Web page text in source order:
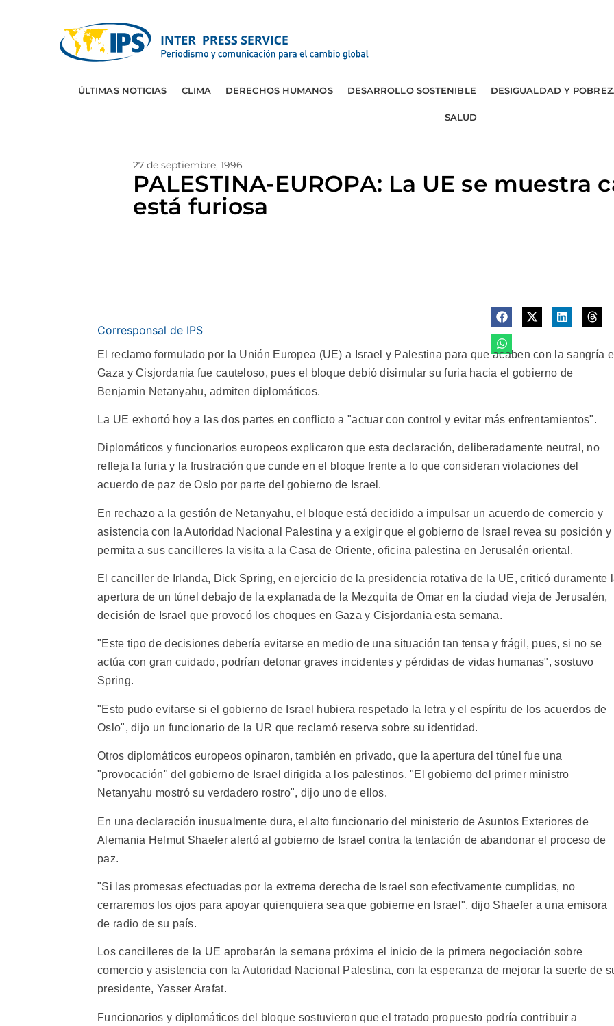
ÚLTIMAS NOTICIAS CLIMA DERECHOS HUMANOS DESARROLLO SOSTENIBLE DESIGUALDAD Y
SALUD
27 de septiembre, 1996
PALESTINA-EUROPA: La UE se muestra
está furiosa
Corresponsal de IPS
El reclamo formulado por la Unión Europea (UE) a Israel y Palestina para que acaben con la sangría
Gaza y Cisjordania fue cauteloso, pues el bloque debió disimular su furia hacia el gobierno de
Benjamin Netanyahu, admiten diplomáticos.
La UE exhortó hoy a las dos partes en conflicto a "actuar con control y evitar más enfrentamientos".
Diplomáticos y funcionarios europeos explicaron que esta declaración, deliberadamente neutral, no
refleja la furia y la frustración que cunde en el bloque frente a lo que consideran violaciones del
acuerdo de paz de Oslo por parte del gobierno de Israel.
En rechazo a la gestión de Netanyahu, el bloque está decidido a impulsar un acuerdo de comercio y
asistencia con la Autoridad Nacional Palestina y a exigir que el gobierno de Israel revea su posición y
permita a sus cancilleres la visita a la Casa de Oriente, oficina palestina en Jerusalén oriental.
El canciller de Irlanda, Dick Spring, en ejercicio de la presidencia rotativa de la UE, criticó duramente
apertura de un túnel debajo de la explanada de la Mezquita de Omar en la ciudad vieja de Jerusalén,
decisión de Israel que provocó los choques en Gaza y Cisjordania esta semana.
"Este tipo de decisiones debería evitarse en medio de una situación tan tensa y frágil, pues, si no se
actúa con gran cuidado, podrían detonar graves incidentes y pérdidas de vidas humanas", sostuvo
Spring.
"Esto pudo evitarse si el gobierno de Israel hubiera respetado la letra y el espíritu de los acuerdos de
Oslo", dijo un funcionario de la UR que reclamó reserva sobre su identidad.
Otros diplomáticos europeos opinaron, también en privado, que la apertura del túnel fue una
"provocación" del gobierno de Israel dirigida a los palestinos. "El gobierno del primer ministro
Netanyahu mostró su verdadero rostro", dijo uno de ellos.
En una declaración inusualmente dura, el alto funcionario del ministerio de Asuntos Exteriores de
Alemania Helmut Shaefer alertó al gobierno de Israel contra la tentación de abandonar el proceso de
paz.
"Si las promesas efectuadas por la extrema derecha de Israel son efectivamente cumplidas, no
cerraremos los ojos para apoyar quienquiera sea que gobierne en Israel", dijo Shaefer a una emisora
de radio de su país.
Los cancilleres de la UE aprobarán la semana próxima el inicio de la primera negociación sobre
comercio y asistencia con la Autoridad Nacional Palestina, con la esperanza de mejorar la suerte de
presidente, Yasser Arafat.
Funcionarios y diplomáticos del bloque sostuvieron que el tratado propuesto podría contribuir a